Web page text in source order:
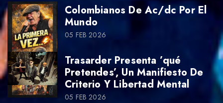
Colombianos De Ac/dc Por El
Mundo
05 FEB 2026
Trasarder Presenta ’qué
Pretendes’, Un Manifiesto De
Criterio Y Libertad Mental
05 FEB 2026